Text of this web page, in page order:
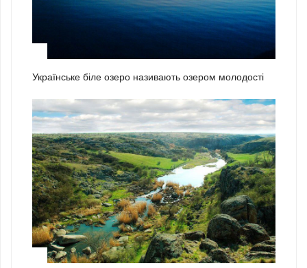
Українське біле озеро називають озером молодості